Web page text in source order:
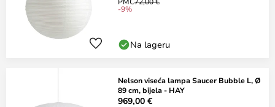
-9%
Na lageru
Nelson viseća lampa Saucer Bubble L, Ø
89 cm, bijela - HAY
969,00 €